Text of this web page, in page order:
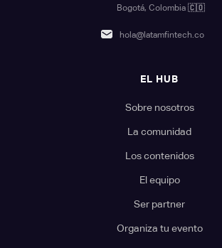
Bogotá, Colombia 🇨🇴
hola@latamfintech.co
EL HUB
Sobre nosotros
La comunidad
Los contenidos
El equipo
Ser partner
Organiza tu evento